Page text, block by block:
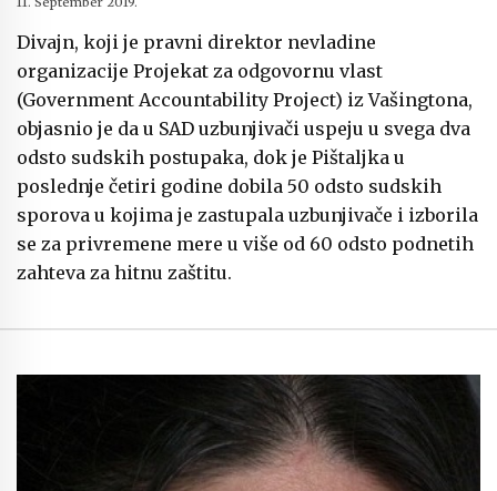
Divajn, koji je pravni direktor nevladine
organizacije Projekat za odgovornu vlast
(Government Accountability Project) iz Vašingtona,
objasnio je da u SAD uzbunjivači uspeju u svega dva
odsto sudskih postupaka, dok je Pištaljka u
poslednje četiri godine dobila 50 odsto sudskih
sporova u kojima je zastupala uzbunjivače i izborila
se za privremene mere u više od 60 odsto podnetih
zahteva za hitnu zaštitu.